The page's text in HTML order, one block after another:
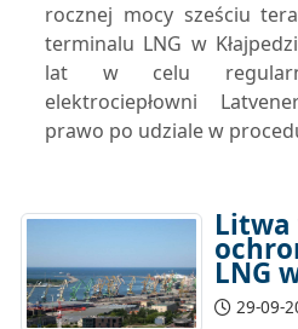
rocznej mocy sześciu
terminalu LNG w
lat w celu
elektrociepłowni
prawo po udziale w
Litwa
LNG
29-09-